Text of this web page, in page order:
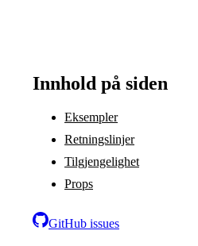
Innhold på siden
Eksempler
Retningslinjer
Tilgjengelighet
Props
GitHub issues